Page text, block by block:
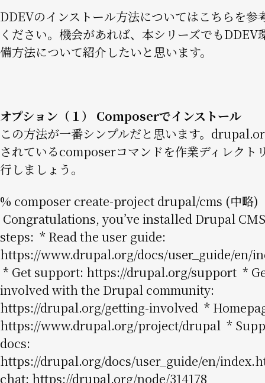
DDEVのインストール方法についてはこちらを参
ください。機会があれば、本シリーズでもDDEV
備方法について紹介したいと思います。
オプション（１） Composerでインストール
この方法が一番シンプルだと思います。
されているcomposerコマンドを作業ディレクト
行しましょう。
% composer create-project drupal/cms (中略)
Congratulations, you’ve installed Drupal
steps: * Read the user guide:
https://www.drupal.org/docs/user_guide/en/
* Get support: https://drupal.org/support *
involved with the Drupal community:
https://drupal.org/getting-involved *
https://www.drupal.org/project/drupal *
docs:
https://drupal.org/docs/user_guide/en/
chat: https://drupal.org/node/314178